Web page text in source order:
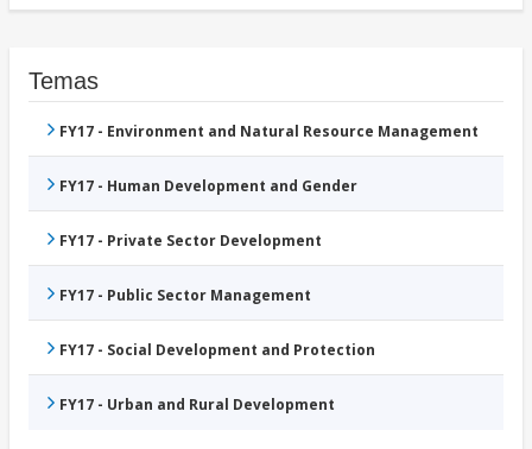
Temas
FY17 - Environment and Natural Resource Management
FY17 - Human Development and Gender
FY17 - Private Sector Development
FY17 - Public Sector Management
FY17 - Social Development and Protection
FY17 - Urban and Rural Development